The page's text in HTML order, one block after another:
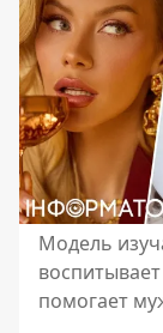
Модель
помогает